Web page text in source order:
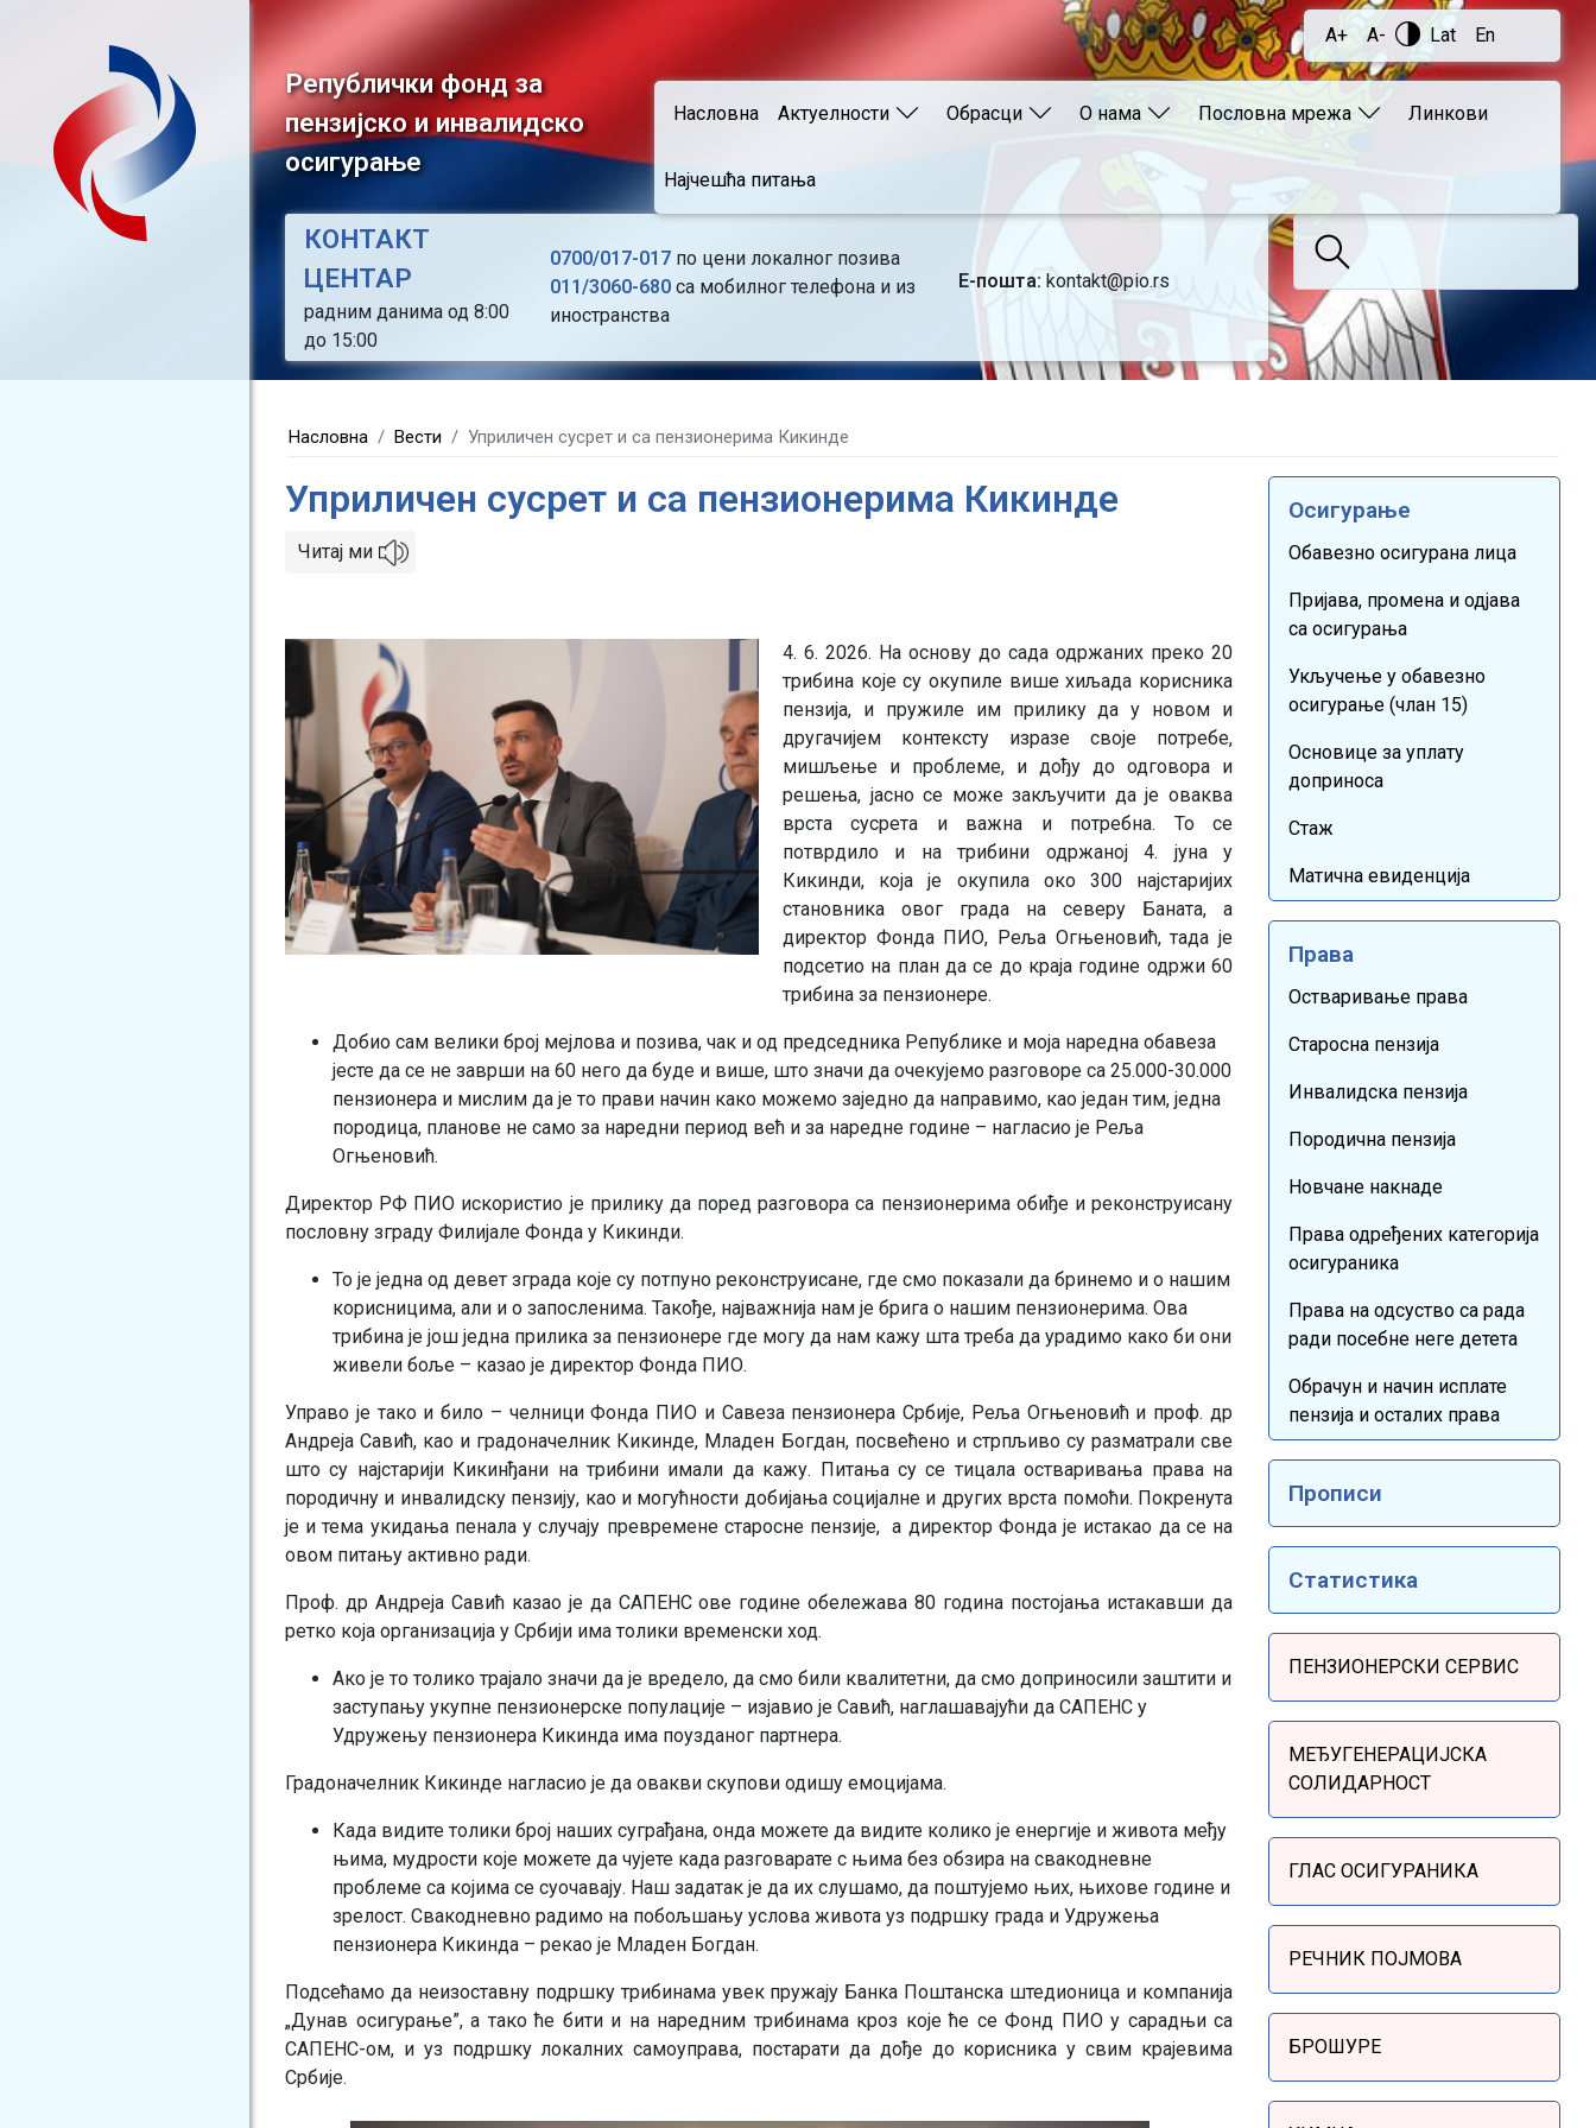
main
Републички фонд за
пензијско и инвалидско
осигурање
A+ A- Lat En
Main navigation
Насловна Актуелности Обрасци О нама Пословна мрежа Линкови
Најчешћа питања
КОНТАКТ
ЦЕНТАР
радним данима од 8:00
до 15:00
0700/017-017по цени локалног позива
011/3060-680са мобилног телефона и из
иностранства
Е-пошта: kontakt@pio.rs
Насловна Вести Уприличен сусрет и са пензионерима Кикинде
Уприличен сусрет и са пензионерима Кикинде
Читај ми
Image
4. 6. 2026. На основу до сада одржаних преко 20
трибина које су окупиле више хиљада корисника
пензија, и пружиле им прилику да у новом и
другачијем контексту изразе своје потребе,
мишљење и проблеме, и дођу до одговора и
решења, јасно се може закључити да је оваква
врста сусрета и важна и потребна. То се
потврдило и на трибини одржаној 4. јуна у
Кикинди, која је окупила око 300 најстаријих
становника овог града на северу Баната, а
директор Фонда ПИО, Реља Огњеновић, тада је
подсетио на план да се до краја године одржи 60
трибина за пензионере.
Добио сам велики број мејлова и позива, чак и од председника Републике и моја наредна обавеза
јесте да се не заврши на 60 него да буде и више, што значи да очекујемо разговоре са 25.000-30.000
пензионера и мислим да је то прави начин како можемо заједно да направимо, као један тим, једна
породица, планове не само за наредни период већ и за наредне године – нагласио је Реља
Огњеновић.
Директор РФ ПИО искористио је прилику да поред разговора са пензионерима обиђе и реконструисану
пословну зграду Филијале Фонда у Кикинди.
То је једна од девет зграда које су потпуно реконструисане, где смо показали да бринемо и о нашим
корисницима, али и о запосленима. Такође, најважнија нам је брига о нашим пензионерима. Ова
трибина је још једна прилика за пензионере где могу да нам кажу шта треба да урадимо како би они
живели боље – казао је директор Фонда ПИО.
Управо је тако и било – челници Фонда ПИО и Савеза пензионера Србије, Реља Огњеновић и проф. др
Андреја Савић, као и градоначелник Кикинде, Младен Богдан, посвећено и стрпљиво су разматрали све
што су најстарији Кикинђани на трибини имали да кажу. Питања су се тицала остваривања права на
породичну и инвалидску пензију, као и могућности добијања социјалне и других врста помоћи. Покренута
је и тема укидања пенала у случају превремене старосне пензије, а директор Фонда је истакао да се на
овом питању активно ради.
Проф. др Андреја Савић казао је да САПЕНС ове године обележава 80 година постојања истакавши да
ретко која организација у Србији има толики временски ход.
Ако је то толико трајало значи да је вредело, да смо били квалитетни, да смо доприносили заштити и
заступању укупне пензионерске популације – изјавио је Савић, наглашавајући да САПЕНС у
Удружењу пензионера Кикинда има поузданог партнера.
Градоначелник Кикинде нагласио је да овакви скупови одишу емоцијама.
Када видите толики број наших суграђана, онда можете да видите колико је енергије и живота међу
њима, мудрости које можете да чујете када разговарате с њима без обзира на свакодневне
проблеме са којима се суочавају. Наш задатак је да их слушамо, да поштујемо њих, њихове године и
зрелост. Свакодневно радимо на побољшању услова живота уз подршку града и Удружења
пензионера Кикинда – рекао је Младен Богдан.
Подсећамо да неизоставну подршку трибинама увек пружају Банка Поштанска штедионица и компанија
„Дунав осигурање”, а тако ће бити и на наредним трибинама кроз које ће се Фонд ПИО у сарадњи са
САПЕНС-ом, и уз подршку локалних самоуправа, постарати да дође до корисника у свим крајевима
Србије.
Осигурање
Обавезно осигурана лица
Пријава, промена и одјава
са осигурања
Укључење у обавезно
осигурање (члан 15)
Основице за уплату
доприноса
Стаж
Матична евиденција
Права
Остваривање права
Старосна пензија
Инвалидска пензија
Породична пензија
Новчане накнаде
Права одређених категорија
осигураника
Права на одсуство са рада
ради посебне неге детета
Обрачун и начин исплате
пензија и осталих права
Прописи
Статистика
ПЕНЗИОНЕРСКИ СЕРВИС
МЕЂУГЕНЕРАЦИЈСКА
СОЛИДАРНОСТ
ГЛАС ОСИГУРАНИКА
РЕЧНИК ПОЈМОВА
БРОШУРЕ